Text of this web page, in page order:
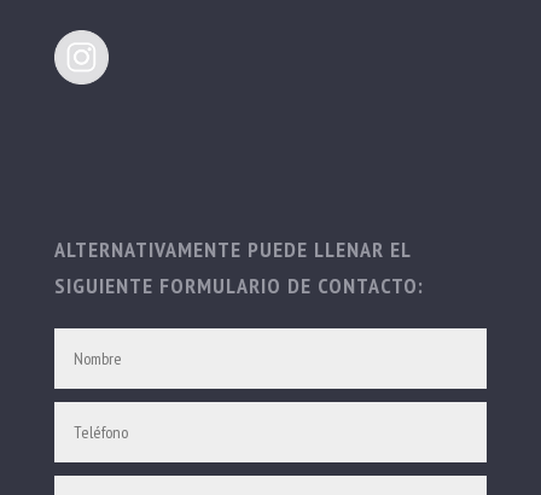
ALTERNATIVAMENTE PUEDE LLENAR EL
SIGUIENTE FORMULARIO DE CONTACTO: